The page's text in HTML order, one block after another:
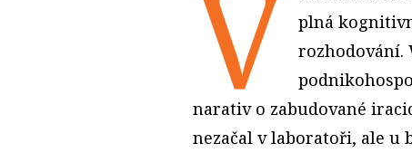
plná
rozhodování.
narativ o zabudované
nezačal v laboratoři, ale u